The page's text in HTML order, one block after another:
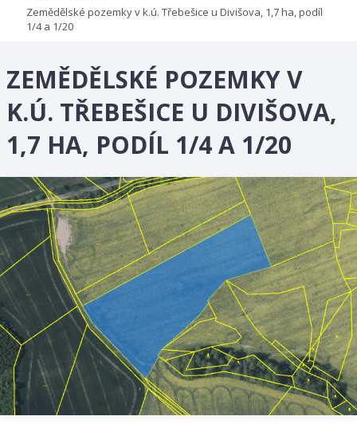
Zemědělské pozemky v k.ú. Třebešice u Divišova, 1,7 ha, podíl
1/4 a 1/20
ZEMĚDĚLSKÉ POZEMKY V
K.Ú. TŘEBEŠICE U DIVIŠOVA,
1,7 HA, PODÍL 1/4 A 1/20